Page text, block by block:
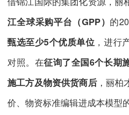
江全球采购平台（GPP） 的
甄选至少5个优质单位 ，进行
对照。在征询了全国6个长期
施工方及物资供货商后，丽柏
价、物资标准编辑进成本模型